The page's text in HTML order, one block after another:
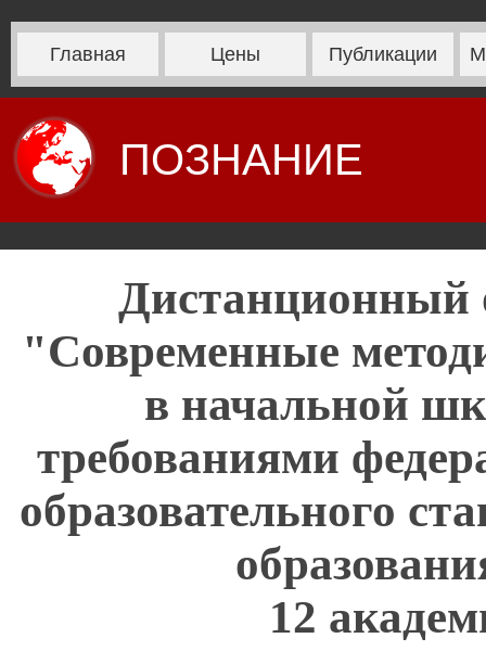
Главная Цены Публикации
ПОЗНАНИЕ
"Современные
в начальной
требованиями
образовательного
12